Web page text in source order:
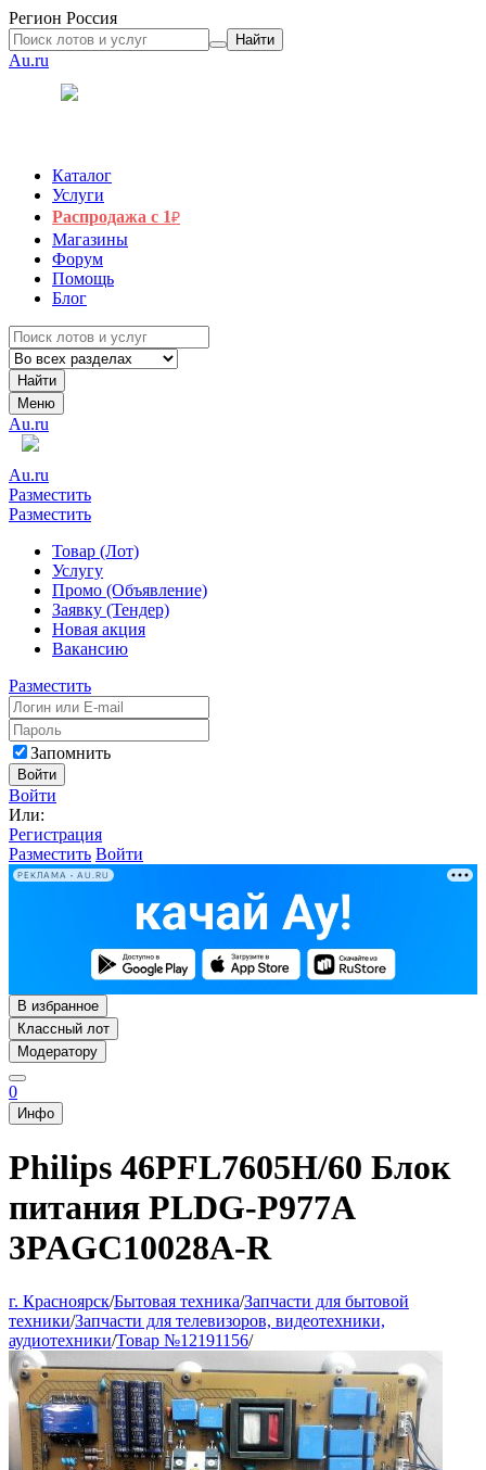
Регион Россия
Найти
Au.ru
Каталог
Услуги
Распродажа с 1₽
Магазины
Форум
Помощь
Блог
Найти
Меню
Au.ru
Au.ru
Разместить
Разместить
Товар (Лот)
Услугу
Промо (Объявление)
Заявку (Тендер)
Новая акция
Вакансию
Разместить
Запомнить
Войти
Войти
Или:
Регистрация
Разместить Войти
РЕКЛАМА • AU.RU
В избранное
Классный лот
Модератору
0
Инфо
Philips 46PFL7605H/60 Блок
питания PLDG-P977A
3PAGC10028A-R
г. Красноярск/Бытовая техника/Запчасти для бытовой
техники/Запчасти для телевизоров, видеотехники,
аудиотехники/Товар №12191156/